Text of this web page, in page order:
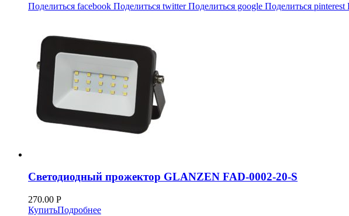
Поделиться facebook Поделиться twitterПоделиться google Поделиться pinterest
Светодиодный прожектор GLANZEN FAD-0002-20-S
270.00 Р
КупитьПодробнее